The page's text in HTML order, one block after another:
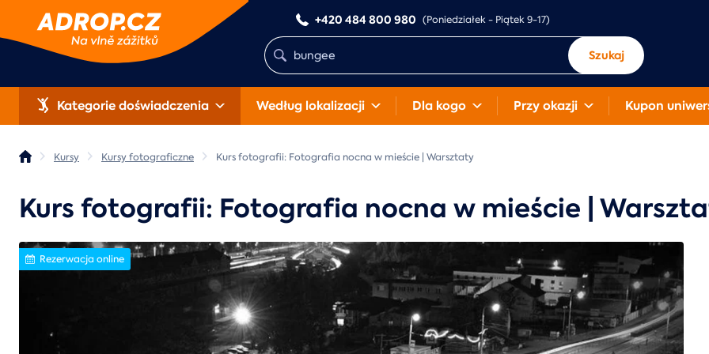
+420 484 800 980 (Poniedziałek - Piątek 9-17)
Szukaj
Kategorie doświadczenia Według lokalizacji Dla kogo Przy okazji Kupon
Kursy Kursy fotograficzne Kurs fotografii: Fotografia nocna w mieście | Warsztaty
Kurs fotografii: Fotografia nocna w mieście |
Rezerwacja online